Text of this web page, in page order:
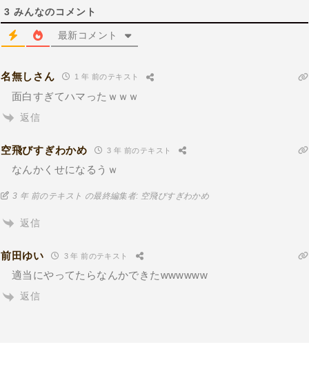
3 みんなのコメント
最新コメント
名無しさん 1 年 前のテキスト
面白すぎてハマったｗｗｗ
返信
空飛びすぎわかめ 3 年 前のテキスト
なんかくせになるうｗ
3 年 前のテキスト の最終編集者: 空飛びすぎわかめ
返信
前田ゆい 3 年 前のテキスト
適当にやってたらなんかできたwwwwww
返信